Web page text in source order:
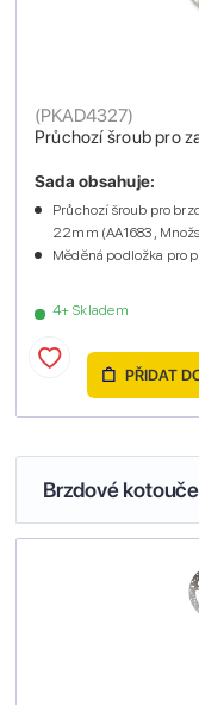
Průchozí šroub pro
(PKAD4327)
4+ Skladem
Sada obsahuje:
Průchozí šroub pro
22mm (AA1683 ,
Měděná podložka pro
PŘIDAT
Brzdové kotouče